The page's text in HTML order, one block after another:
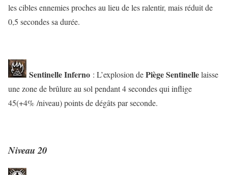
les cibles ennemies proches au lieu de les ralentir, mais réduit de
0,5 secondes sa durée.
Sentinelle Inferno : L’explosion dePiège Sentinellelaisse
une zone de brûlure au sol pendant 4 secondes qui inflige
45(+4% /niveau) points de dégâts par seconde.
Niveau 20